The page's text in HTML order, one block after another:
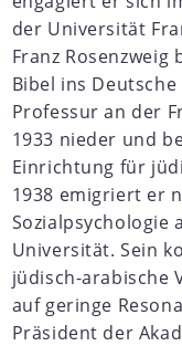
der Universität
Franz
Bibel ins
Professur an der
1933 nieder und
Einrichtung für
1938 emigriert er
Sozialpsychologie
Universität. Sein
jüdisch-arabische
auf geringe
Präsident der